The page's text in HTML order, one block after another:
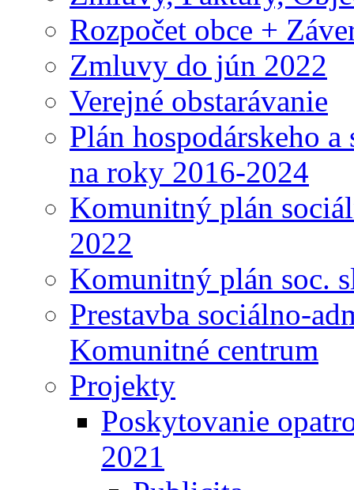
Rozpočet obce +
Zmluvy do jún 2022
Verejné obstarávanie
Plán hospodárskeho
na roky 2016-2024
Komunitný plán
2022
Komunitný plán soc.
Prestavba sociálno-
Komunitné centrum
Projekty
Poskytovanie
2021